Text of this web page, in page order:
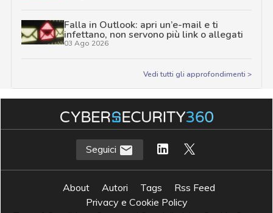
Falla in Outlook: apri un’e-mail e ti
infettano, non servono più link o allegati
03 Ago 2026
Vedi tutti gli approfondimenti >
Seguici
About Autori Tags
Rss Feed
Privacy e Cookie Policy